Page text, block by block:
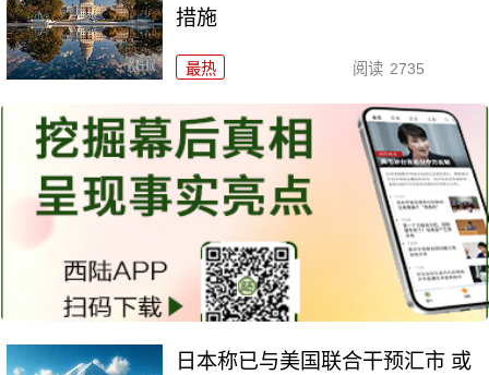
措施
最热 阅读 2735
日本称已与美国联合干预汇市 或